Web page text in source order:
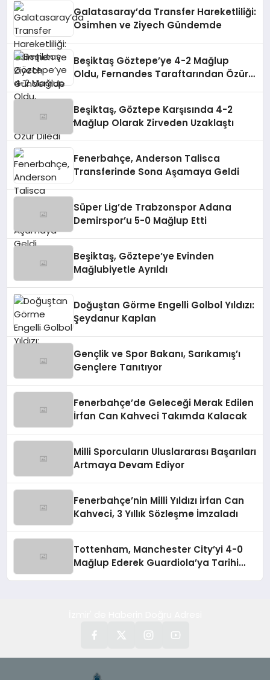
Galatasaray’da Transfer Hareketliliği:
Osimhen ve Ziyech Gündemde
Beşiktaş Göztepe’ye 4-2 Mağlup
Oldu, Fernandes Taraftarından Özür
Beşiktaş, Göztepe Karşısında 4-2
Mağlup Olarak Zirveden Uzaklaştı
Fenerbahçe, Anderson Talisca
Transferinde Sona Aşamaya Geldi
Süper Lig’de Trabzonspor Adana
Demirspor’u 5-0 Mağlup Etti
Beşiktaş, Göztepe’ye Evinden
Mağlubiyetle Ayrıldı
Doğuştan Görme Engelli Golbol Yıldızı:
Şeydanur Kaplan
Gençlik ve Spor Bakanı, Sarıkamış’ı
Gençlere Tanıtıyor
Fenerbahçe’de Geleceği Merak Edilen
İrfan Can Kahveci Takımda Kalacak
Milli Sporcuların Uluslararası Başarıları
Artmaya Devam Ediyor
Fenerbahçe’nin Milli Yıldızı İrfan Can
Kahveci, 3 Yıllık Sözleşme İmzaladı
Tottenham, Manchester City’yi 4-0
Mağlup Ederek Guardiola’ya Tarihi